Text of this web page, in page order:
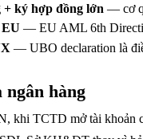
+ ký hợp đồng lớn — cơ
— EU AML 6th
— UBO declaration là
hàng
khi TCTD mở tài